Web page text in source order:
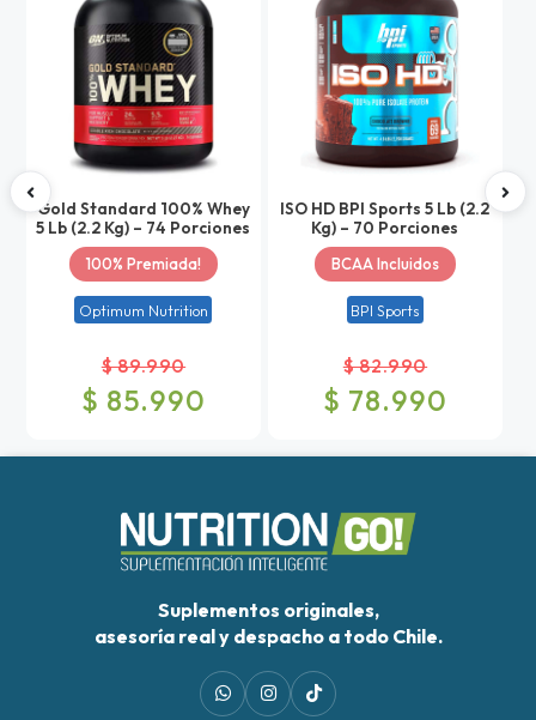
Gold Standard 100% Whey
5 Lb (2.2 Kg) – 74 Porciones
100% Premiada!
Optimum Nutrition
$ 89.990
$ 85.990
ISO HD BPI Sports 5 Lb (2.2
Kg) – 70 Porciones
BCAA Incluidos
BPI Sports
$ 82.990
$ 78.990
Suplementos originales,
asesoría real y despacho a todo Chile.